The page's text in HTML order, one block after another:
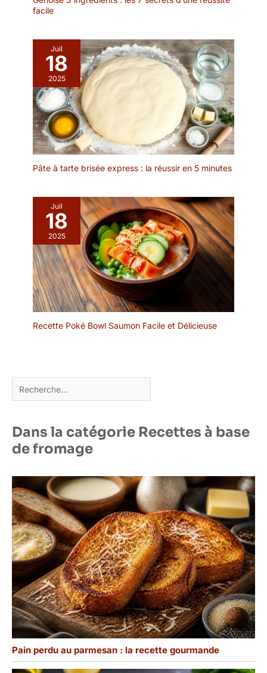
facile
Juil
18
2025
Pâte à tarte brisée express : la réussir en 5 minutes
Juil
18
2025
Recette Poké Bowl Saumon Facile et Délicieuse
Rechercher
Dans la catégorie Recettes à base
de fromage
Pain perdu au parmesan : la recette gourmande